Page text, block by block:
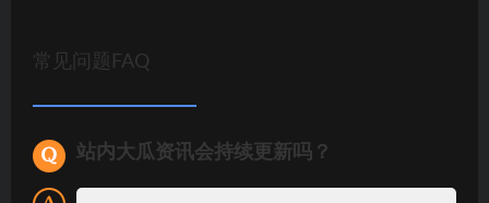
常见问题FAQ
站内大瓜资讯会持续更新吗？